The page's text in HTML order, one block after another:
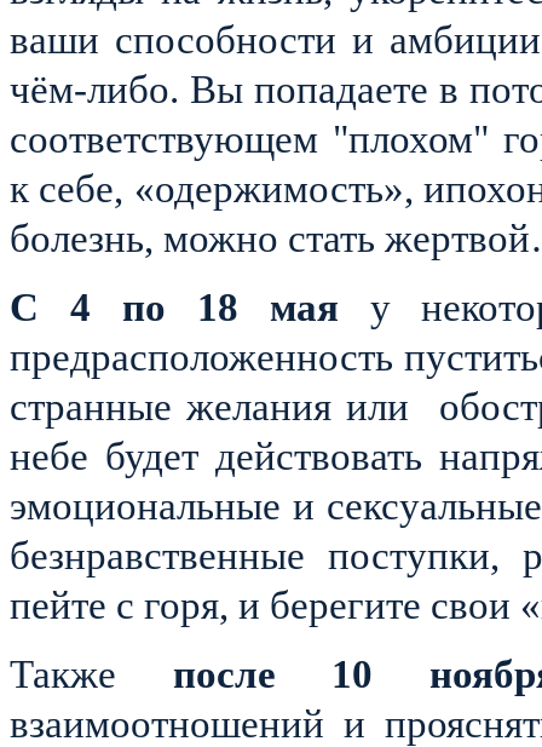
ваши способности и
чём-либо. Вы попадаете в
соответствующем "плохом"
к себе, «одержимость»,
болезнь, можно стать
С 4 по 18 мая у
предрасположенность
странные желания или
небе будет действовать
эмоциональные и
безнравственные поступки,
пейте с горя, и берегите
Также после 10
взаимоотношений и